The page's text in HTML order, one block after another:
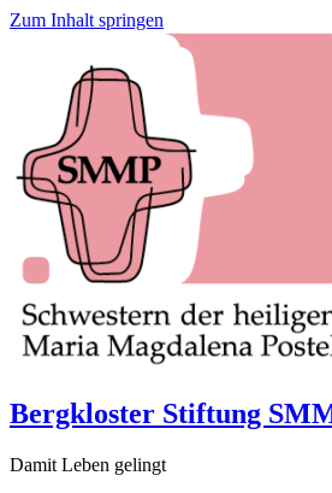
Zum Inhalt springen
Bergkloster Stiftung
Damit Leben gelingt